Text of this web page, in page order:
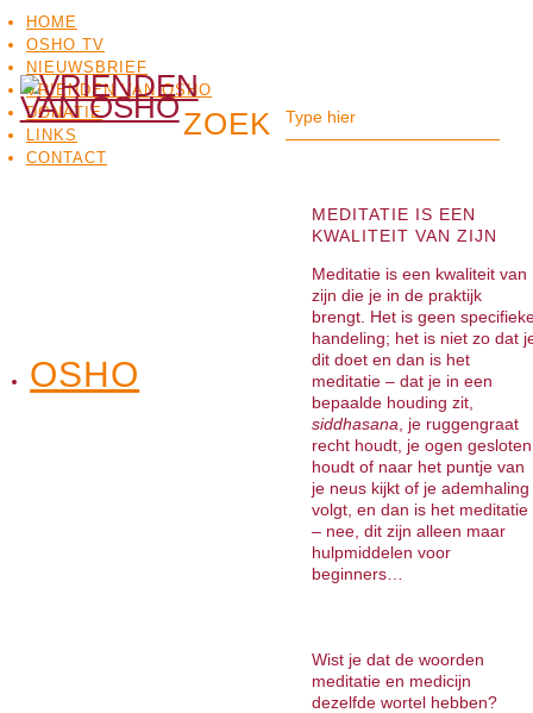
HOME
OSHO TV
NIEUWSBRIEF
VRIENDEN VAN OSHO
DONATIE
LINKS
CONTACT
OSHOOSHO MEDITATIE
MEDITATIE IS EEN
KWALITEIT VAN ZIJN
Meditatie is een kwaliteit van
zijn die je in de praktijk
brengt. Het is geen
handeling; het is niet zo dat
dit doet en dan is het
meditatie – dat je in een
bepaalde houding zit,
siddhasana , je ruggengraat
recht houdt, je ogen gesloten
houdt of naar het puntje van
je neus kijkt of je ademhaling
volgt, en dan is het meditatie
– nee, dit zijn alleen maar
hulpmiddelen voor
beginners…
Wist je dat de woorden
meditatie en medicijn
dezelfde wortel hebben?